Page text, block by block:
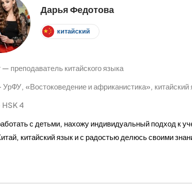
Дарья Федотова
китайский
преподаватель китайского языка
«Востоковедение и африканистика», китайский
4
с детьми, нахожу индивидуальный подход к
китайский язык и с радостью делюсь своими